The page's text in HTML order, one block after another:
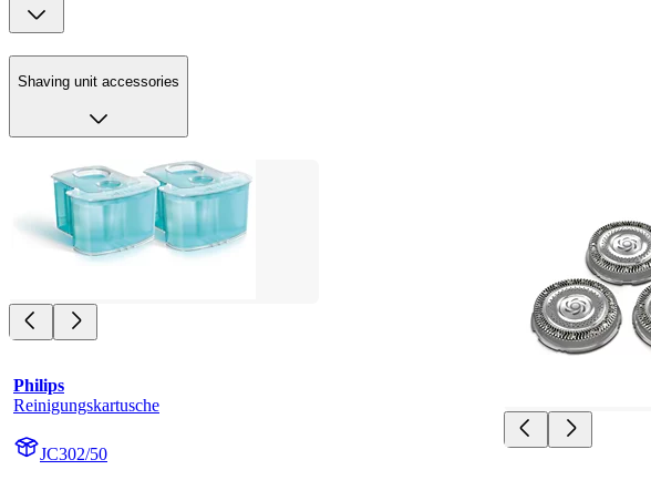
Shaving unit accessories
Philips
Reinigungskartusche
JC302/50